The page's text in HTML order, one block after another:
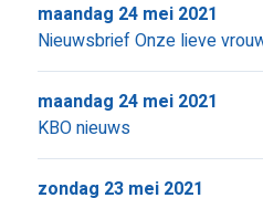
Nieuwsbrief Onze lieve
maandag 24 mei 2021
KBO nieuws
maandag 24 mei 2021
zondag 23 mei 2021